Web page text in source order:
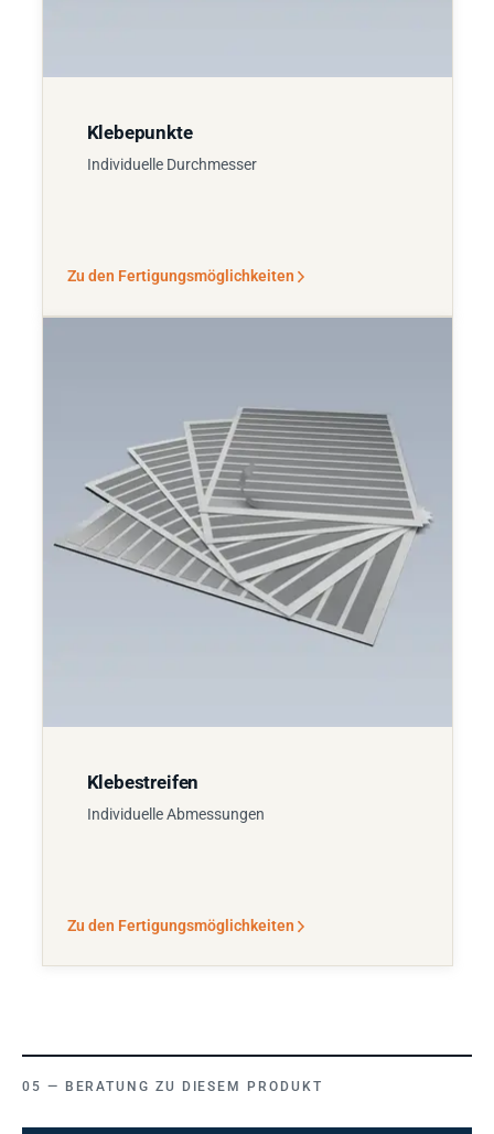
Klebepunkte
Individuelle Durchmesser
Zu den Fertigungsmöglichkeiten
Klebestreifen
Individuelle Abmessungen
Zu den Fertigungsmöglichkeiten
BERATUNG ZU DIESEM PRODUKT